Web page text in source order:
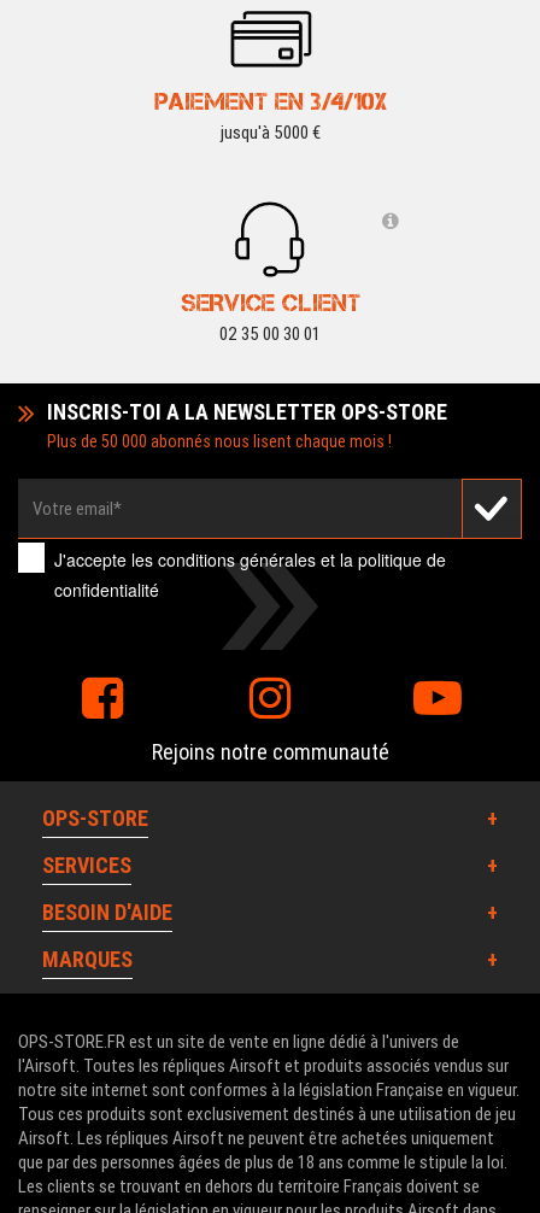
PAIEMENT EN 3/4/10X
jusqu'à 5000 €
SERVICE CLIENT
02 35 00 30 01
INSCRIS-TOI A LA NEWSLETTER OPS-STORE
Plus de 50 000 abonnés nous lisent chaque mois !
J'accepte lesconditions générales et lapolitique de
confidentialité
Rejoins notre communauté
OPS-STORE
SERVICES
BESOIN D'AIDE
MARQUES
OPS-STORE.FR est un site de vente en ligne dédié à l'univers de
l'Airsoft. Toutes les répliques Airsoft et produits associés vendus sur
notre site internet sont conformes à la législation Française en vigueur.
Tous ces produits sont exclusivement destinés à une utilisation de jeu
Airsoft. Les répliques Airsoft ne peuvent être achetées uniquement
que par des personnes âgées de plus de 18 ans comme le stipule la loi.
Les clients se trouvant en dehors du territoire Français doivent se